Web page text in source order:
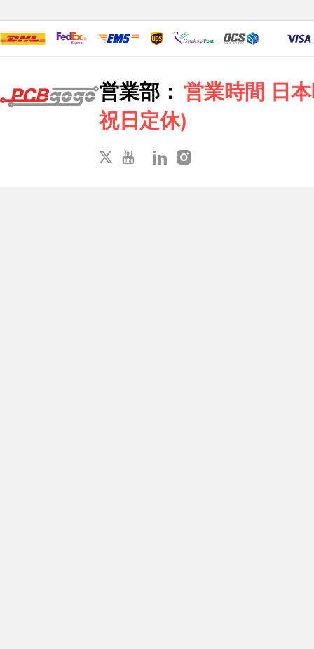
営業部： 営業時間 日
祝日定休)